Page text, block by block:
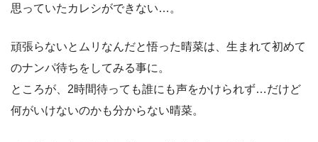
思っていたカレシができない…。
頑張らないとムリなんだと悟った晴菜は、生まれて初めて
のナンパ待ちをしてみる事に。
ところが、2時間待っても誰にも声をかけられず…だけど
何がいけないのかも分からない晴菜。